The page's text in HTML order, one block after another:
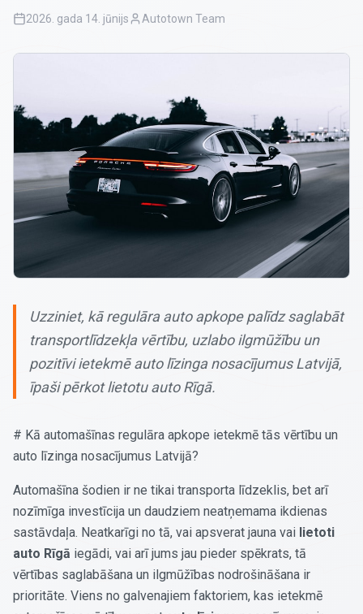
2026. gada 14. jūnijs Autotown Team
Uzziniet, kā regulāra auto apkope palīdz saglabāt
transportlīdzekļa vērtību, uzlabo ilgmūžību un
pozitīvi ietekmē auto līzinga nosacījumus Latvijā,
īpaši pērkot lietotu auto Rīgā.
# Kā automašīnas regulāra apkope ietekmē tās vērtību un
auto līzinga nosacījumus Latvijā?
Automašīna šodien ir ne tikai transporta līdzeklis, bet arī
nozīmīga investīcija un daudziem neatņemama ikdienas
sastāvdaļa. Neatkarīgi no tā, vai apsverat jauna vai lietoti
auto Rīgā iegādi, vai arī jums jau pieder spēkrats, tā
vērtības saglabāšana un ilgmūžības nodrošināšana ir
prioritāte. Viens no galvenajiem faktoriem, kas ietekmē